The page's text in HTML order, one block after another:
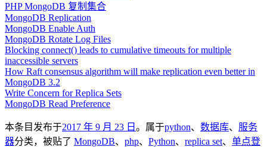
PHP MongoDB 复制集合
MongoDB Replication
MongoDB Enable Auth
MongoDB Rotate Log Files
Blocking connect() leads to cumulative timeouts for multiple
inaccessible servers
How Raft consensus algorithm will make replication even better in
MongoDB 3.2
Write Concern for Replica Sets
MongoDB Read Preference
本条目发布于2017 年 9 月 23 日 。属于python、 数据库、 服务
器分类，被贴了 MongoDB、 php、 Python、 replica set、 单点登